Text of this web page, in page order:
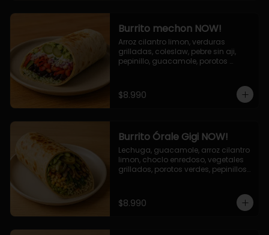
Burrito mechon NOW!
Arroz cilantro limon, verduras
grilladas, coleslaw, pebre sin aji,
pepinillo, guacamole, porotos
$8.990
Burrito Órale Gigi NOW!
Lechuga, guacamole, arroz cilantro
limon, choclo enredoso, vegetales
grillados, porotos verdes, pepinillos
$8.990